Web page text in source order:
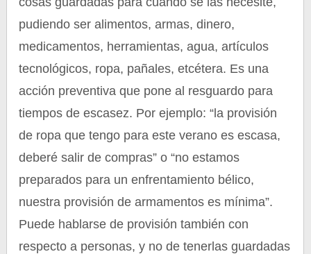
pudiendo ser alimentos, armas, dinero,
medicamentos, herramientas, agua, artículos
tecnológicos, ropa, pañales, etcétera. Es una
acción preventiva que pone al resguardo para
tiempos de escasez. Por ejemplo: “la provisión
de ropa que tengo para este verano es escasa,
deberé salir de compras” o “no estamos
preparados para un enfrentamiento bélico,
nuestra provisión de armamentos es mínima”.
Puede hablarse de provisión también con
respecto a personas, y no de tenerlas guardadas